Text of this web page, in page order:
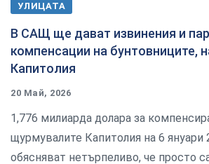
УЛИЦАТА
В САЩ ще дават извинения и
компенсации на бунтовниците,
Капитолия
20 Май, 2026
1,776 милиарда долара за
щурмувалите Капитолия на 6 януари
обясняват нетърпеливо, че просто